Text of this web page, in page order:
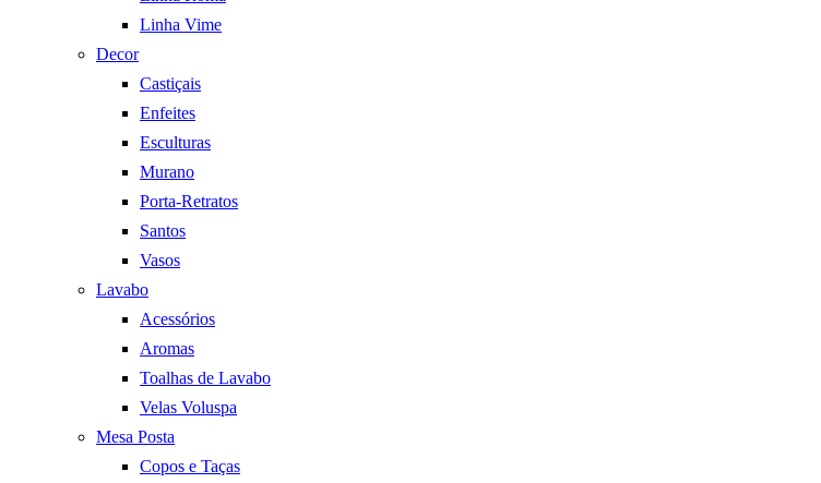
Linha Vime
Decor
Castiçais
Enfeites
Esculturas
Murano
Porta-Retratos
Santos
Vasos
Lavabo
Acessórios
Aromas
Toalhas de Lavabo
Velas Voluspa
Mesa Posta
Copos e Taças